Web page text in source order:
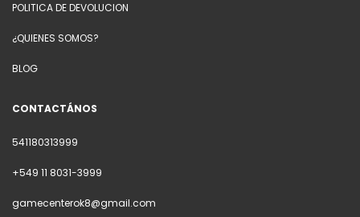
POLITICA DE DEVOLUCION
¿QUIENES SOMOS?
BLOG
CONTACTÁNOS
541180313999
+549 11 8031-3999
gamecenterok8@gmail.com